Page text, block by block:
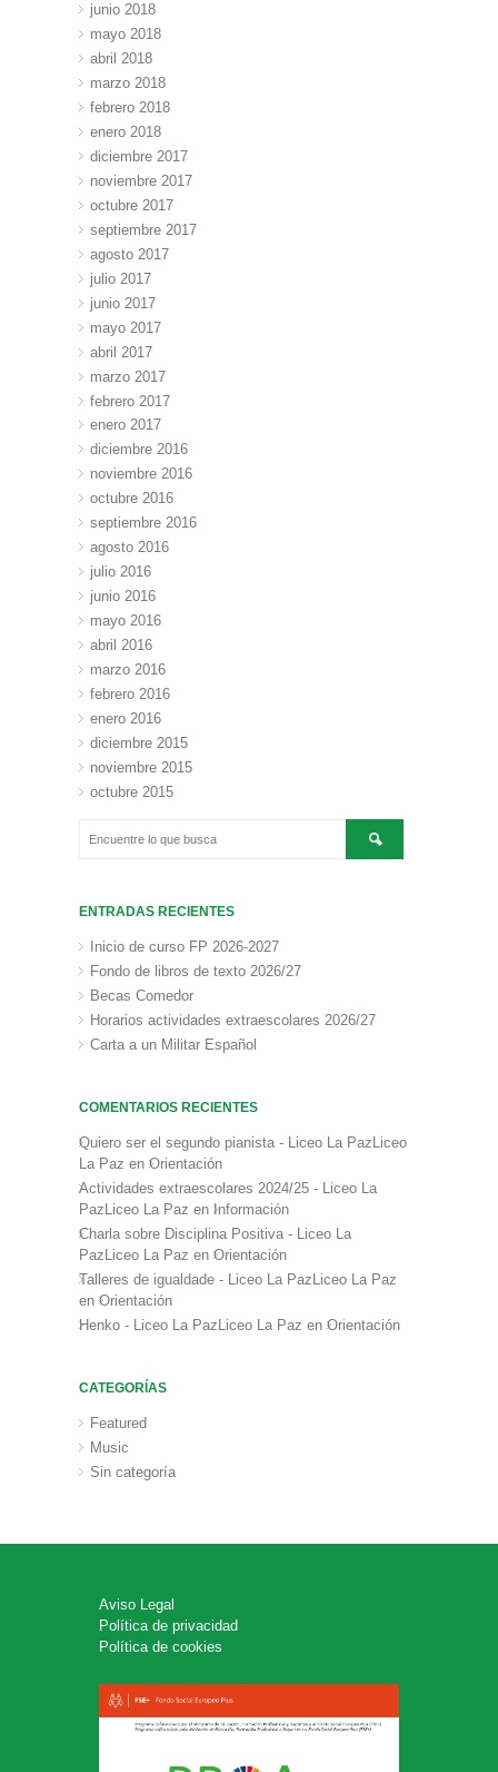
junio 2018
mayo 2018
abril 2018
marzo 2018
febrero 2018
enero 2018
diciembre 2017
noviembre 2017
octubre 2017
septiembre 2017
agosto 2017
julio 2017
junio 2017
mayo 2017
abril 2017
marzo 2017
febrero 2017
enero 2017
diciembre 2016
noviembre 2016
octubre 2016
septiembre 2016
agosto 2016
julio 2016
junio 2016
mayo 2016
abril 2016
marzo 2016
febrero 2016
enero 2016
diciembre 2015
noviembre 2015
octubre 2015
ENTRADAS RECIENTES
Inicio de curso FP 2026-2027
Fondo de libros de texto 2026/27
Becas Comedor
Horarios actividades extraescolares 2026/27
Carta a un Militar Español
COMENTARIOS RECIENTES
Quiero ser el segundo pianista - Liceo La PazLiceo
La Paz enOrientación
Actividades extraescolares 2024/25 - Liceo La
PazLiceo La Paz enInformación
Charla sobre Disciplina Positiva - Liceo La
PazLiceo La Paz enOrientación
Talleres de igualdade - Liceo La PazLiceo La Paz
enOrientación
Henko - Liceo La PazLiceo La Paz enOrientación
CATEGORÍAS
Featured
Music
Sin categoría
Aviso Legal
Política de privacidad
Política de cookies